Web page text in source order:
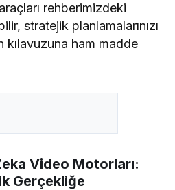
rehberimizdeki
stratejik planlamalarınızı
ham madde
Video Motorları:
Gerçekliğe